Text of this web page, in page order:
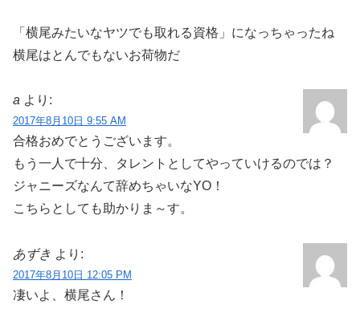
「横尾みたいなヤツでも取れる資格」になっちゃったね
横尾はとんでもないお荷物だ
a より:
2017年8月10日 9:55 AM
合格おめでとうございます。
もう一人で十分、タレントとしてやっていけるのでは？
ジャニーズなんて辞めちゃいなYO！
こちらとしても助かりま～す。
あずき より:
2017年8月10日 12:05 PM
凄いよ、横尾さん！